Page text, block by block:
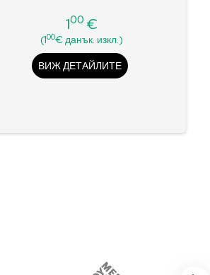
Цена
100 €
(100€ данък. изкл.)
ВИЖ ДЕТАЙЛИТЕ